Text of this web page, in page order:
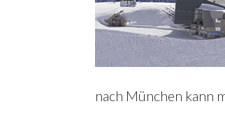
nach München kann